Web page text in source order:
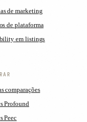
de marketing
de plataforma
em listings
comparações
Profound
Peec